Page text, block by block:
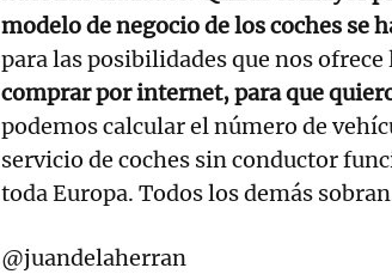
modelo de negocio de los coches se
para las posibilidades que nos
comprar por internet, para que
podemos calcular el número de
servicio de coches sin conductor
toda Europa. Todos los demás
@juandelaherran